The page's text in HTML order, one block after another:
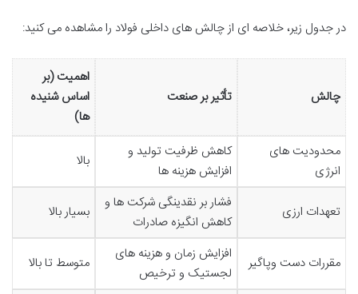
در جدول زیر، خلاصه ای از چالش های داخلی فولاد را مشاهده می کنید:
چالش تأثیر بر صنعت
اهمیت (بر
اساس شنیده
ها)
محدودیت های
انرژی
کاهش ظرفیت تولید و
افزایش هزینه ها
بالا
تعهدات ارزی
فشار بر نقدینگی شرکت ها و
کاهش انگیزه صادرات
بسیار بالا
مقررات دست وپاگیر
افزایش زمان و هزینه های
لجستیک و ترخیص
متوسط تا بالا